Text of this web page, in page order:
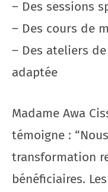
– Des sessions
– Des cours de
– Des ateliers
adaptée
Madame Awa
témoigne :
transformation
bénéficiaires.